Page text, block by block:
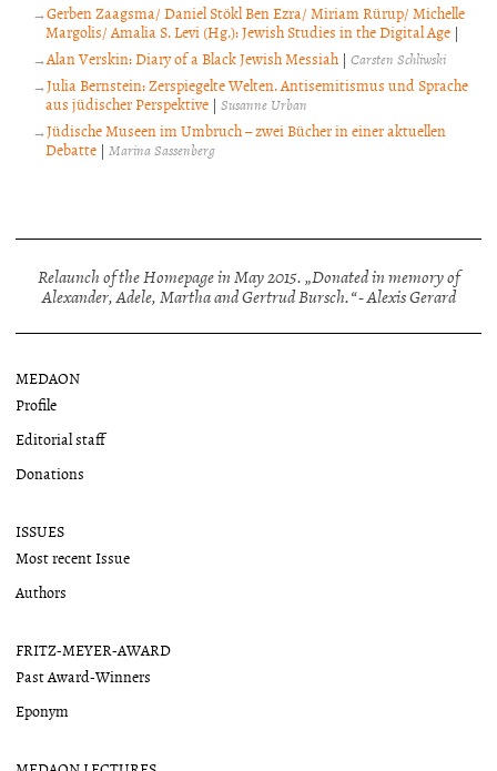
Gerben Zaagsma/ Daniel Stökl Ben Ezra/ Miriam Rürup/ Michelle
Margolis/ Amalia S. Levi (Hg.): Jewish Studies in the Digital Age |
Alan Verskin: Diary of a Black Jewish Messiah |Carsten Schliwski
Julia Bernstein: Zerspiegelte Welten. Antisemitismus und Sprache
aus jüdischer Perspektive | Susanne Urban
Jüdische Museen im Umbruch – zwei Bücher in einer aktuellen
Debatte | Marina Sassenberg
Relaunch of the Homepage in May 2015. „Donated in memory of
Alexander, Adele, Martha and Gertrud Bursch.“ - Alexis Gerard
MEDAON
Profile
Editorial staff
Donations
ISSUES
Most recent Issue
Authors
FRITZ-MEYER-AWARD
Past Award-Winners
Eponym